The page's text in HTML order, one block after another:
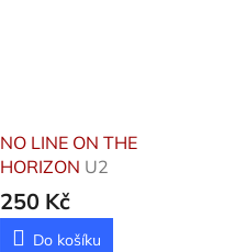
NO LINE ON THE
HORIZON U2
250 Kč
Do košíku